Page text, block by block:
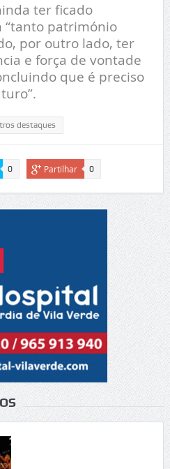
ter ficado
“tanto património
por outro lado, ter
e força de vontade
que é preciso
destaques
0 Partilhar 0